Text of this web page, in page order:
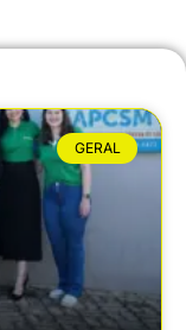
GERAL